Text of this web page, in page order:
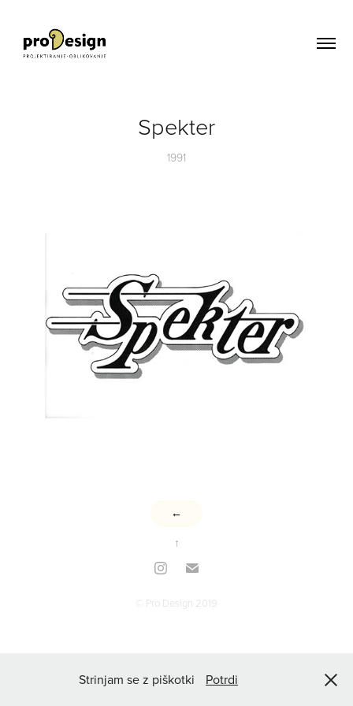
Spekter
1991
←
↑
© Pro Design 2019
Strinjam se z piškotki Potrdi